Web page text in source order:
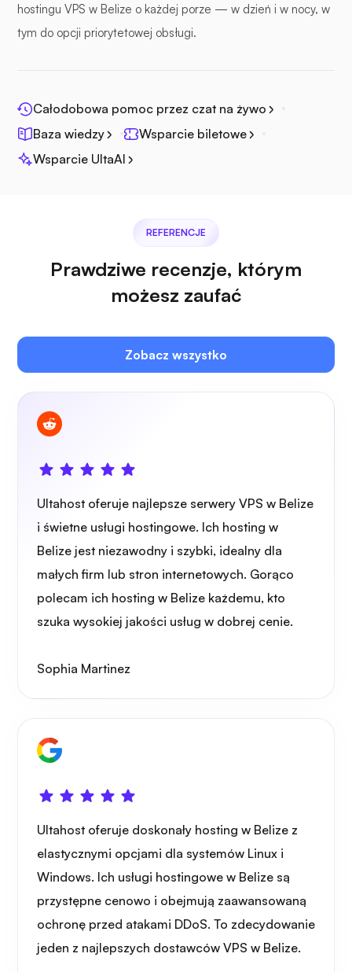
Fotopryzmat
Własna transmisja
Strażnik drutu
Rentgen
Playtube
Portażysta
hostingu VPS w Belize o każdej porze — w dzień i w nocy, w
tym do opcji priorytetowej obsługi.
Całodobowa pomoc przez czat na żywo
Baza wiedzy
Wsparcie biletowe
Wsparcie UltaAI
REFERENCJE
Prawdziwe recenzje, którym
możesz zaufać
Zobacz wszystko
Ultahost oferuje najlepsze serwery VPS w Belize
i świetne usługi hostingowe. Ich hosting w
Belize jest niezawodny i szybki, idealny dla
małych firm lub stron internetowych. Gorąco
polecam ich hosting w Belize każdemu, kto
szuka wysokiej jakości usług w dobrej cenie.
Sophia Martinez
Ultahost oferuje doskonały hosting w Belize z
elastycznymi opcjami dla systemów Linux i
Windows. Ich usługi hostingowe w Belize są
przystępne cenowo i obejmują zaawansowaną
ochronę przed atakami DDoS. To zdecydowanie
jeden z najlepszych dostawców VPS w Belize.